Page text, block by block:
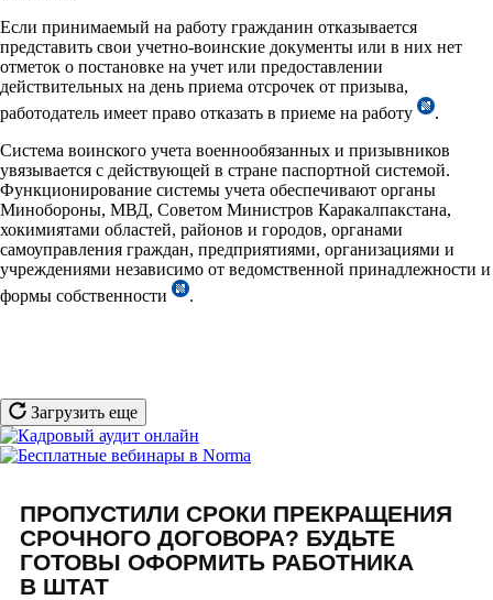
Если принимаемый на работу гражданин отказывается
представить свои учетно-воинские документы или в них нет
отметок о постановке на учет или предоставлении
действительных на день приема отсрочек от призыва,
работодатель имеет право отказать в приеме на работу
.
Система воинского учета военнообязанных и призывников
увязывается с действующей в стране паспортной системой.
Функционирование системы учета обеспечивают органы
Минобороны, МВД, Советом Министров Каракалпакстана,
хокимиятами областей, районов и городов, органами
самоуправления граждан, предприятиями, организациями и
учреждениями независимо от ведомственной принадлежности и
формы собственности
.
Загрузить еще
ПРОПУСТИЛИ СРОКИ ПРЕКРАЩЕНИЯ
СРОЧНОГО ДОГОВОРА? БУДЬТЕ
ГОТОВЫ ОФОРМИТЬ РАБОТНИКА
В ШТАТ